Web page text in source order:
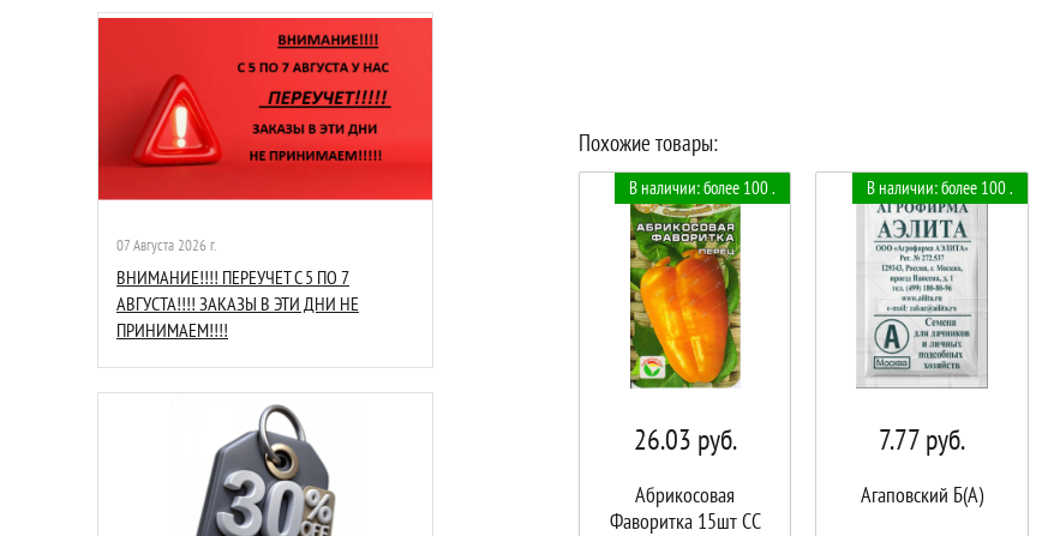
07 Августа 2026 г.
ВНИМАНИЕ!!!! ПЕРЕУЧЕТ С 5 ПО 7
АВГУСТА!!!! ЗАКАЗЫ В ЭТИ ДНИ НЕ
ПРИНИМАЕМ!!!!
Похожие товары:
В наличии: более 100 .
26.03 руб.
Абрикосовая
Фаворитка 15шт СС
В наличии: более 100 .
7.77руб.
Агаповский Б(А)